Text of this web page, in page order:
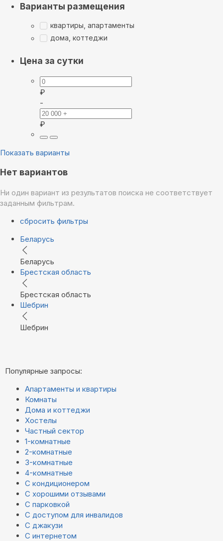
Варианты размещения
квартиры, апартаменты
дома, коттеджи
Цена за сутки
₽
-
₽
Показать варианты
Нет вариантов
Ни один вариант из результатов поиска не соответствует
заданным фильтрам.
сбросить фильтры
Беларусь
Беларусь
Брестская область
Брестская область
Шебрин
Шебрин
Популярные запросы:
Апартаменты и квартиры
Комнаты
Дома и коттеджи
Хостелы
Частный сектор
1-комнатные
2-комнатные
3-комнатные
4-комнатные
С кондиционером
С хорошими отзывами
С парковкой
С доступом для инвалидов
С джакузи
С интернетом